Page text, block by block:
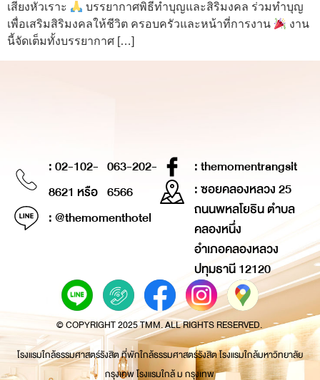
เสียงหัวเราะ
บรรยากาศพิธีทำบุญและสิริมงคล ร่วมทำบุญ
เพื่อเสริมสิริมงคลให้ชีวิต ครอบครัวและหน้าที่การงาน
งาน
นี้จัดเต็มทั้งบรรยากาศ […]
: 02-102-
8621 หรือ
063-202-
6566
: @themomenthotel
: themomentrangsit
: ซอยคลองหลวง 25
ถนนพหลโยธิน ตำบล
คลองหนึ่ง
อำเภอคลองหลวง
ปทุมธานี 12120
© COPYRIGHT 2025 TMM. ALL RIGHTS RESERVED.
โรงแรมใกล้ธรรมศาสตร์รังสิต ที่พักใกล้ธรรมศาสตร์รังสิต โรงแรมใกล้มหาวิทยาลัย
กรุงเทพ โรงแรมใกล้ ม กรุงเทพ